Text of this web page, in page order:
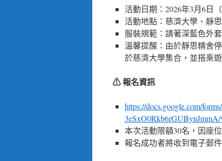
活動日期：2026年3月6日（
活動地點：慈濟大學、靜
服裝規範：請著深藍色外
溫馨提醒：由於靜思精舍
於慈濟大學集合，並搭乘
⚠ 報名資訊
https://docs.google.com/
本次活動限額30名，因座
報名成功者將收到電子郵